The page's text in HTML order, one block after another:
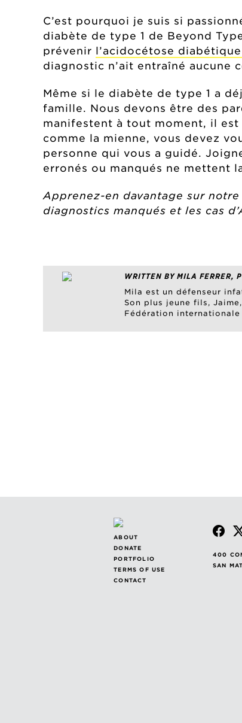
C’est pourquoi je suis si
diabète de type 1 de Beyond
prévenir l’acidocétose
diagnostic n’ait entraîné aucune
Même si le diabète de type 1 a
famille. Nous devons être des
manifestent à tout moment, il
comme la mienne, vous devez
personne qui vous a guidé.
erronés ou manqués ne mettent
Apprenez-en davantage sur notre
diagnostics manqués et les cas
WRITTEN BY MILA FERRER,
Mila est un défenseur
Son plus jeune fils,
Fédération
ABOUT
DONATE
PORTFOLIO
TERMS OF USE
CONTACT
400
SAN